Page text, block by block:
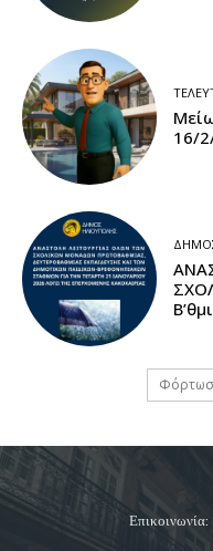
16/
Επικοινωνία: